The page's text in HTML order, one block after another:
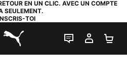
EN UN CLIC. AVEC UN COMPTE
SEULEMENT.
TOI
PUMA.com
LIVE CHAT
MON